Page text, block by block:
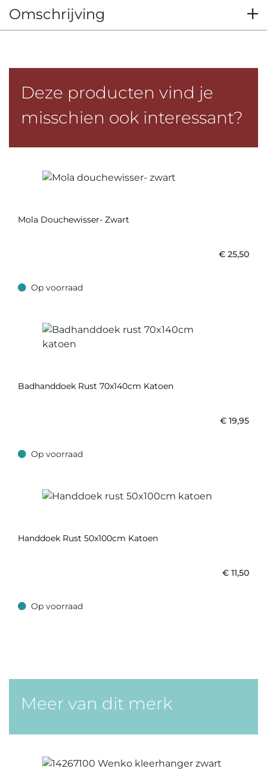
Omschrijving
Deze producten vind je
misschien ook interessant?
Mola Douchewisser- Zwart
€ 25,50
Op voorraad
Op voorraad
Badhanddoek Rust 70x140cm Katoen
€ 19,95
Op voorraad
Op voorraad
Handdoek Rust 50x100cm Katoen
€ 11,50
Op voorraad
Op voorraad
Meer van dit merk